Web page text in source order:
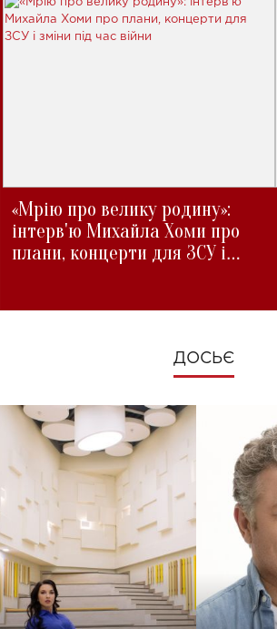
«Мрію про велику родину»:
інтерв'ю Михайла Хоми про
плани, концерти для ЗСУ і
ДОСЬЄ